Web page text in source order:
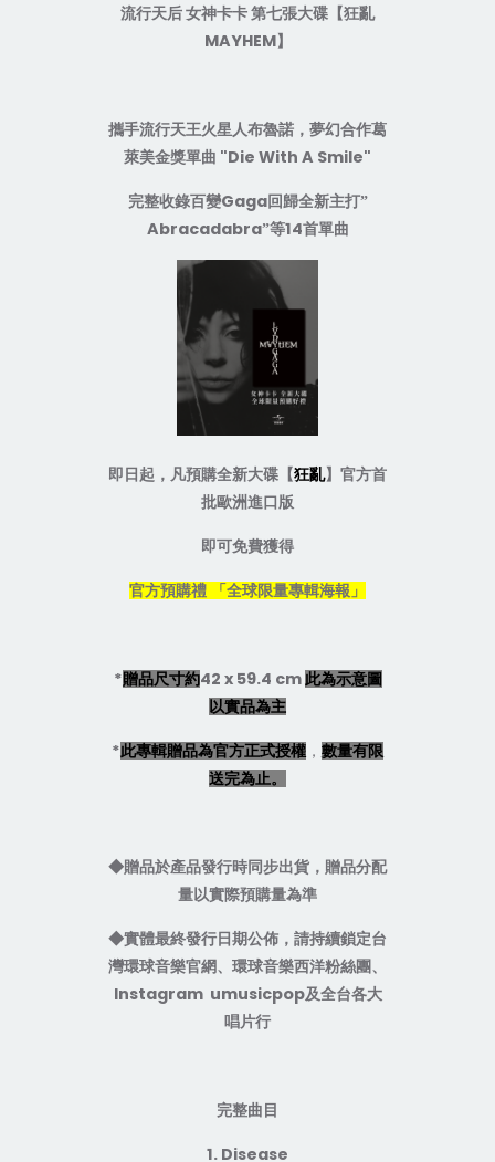
流行天后女神卡卡第七張大碟【狂亂
MAYHEM】
攜手流行天王火星人布魯諾，夢幻合作葛
萊美金獎單曲 "Die With A Smile"
完整收錄百變Gaga回歸全新主打”
Abracadabra”等14首單曲
即日起 ，凡預購全新大碟【狂亂】官方首
批歐洲進口版
即可免費獲得
官方預購禮 「全球限量專輯海報」
*贈品尺寸約42 x 59.4 cm此為示意圖
以實品為主
*此專輯贈品為官方正式授權，數量有限
送完為止。
◆贈品於產品發行時同步出貨，贈品分配
量以實際預購量為準
◆實體最終發行日期公佈，請持續鎖定台
灣環球音樂官網、環球音樂西洋粉絲團、
Instagram umusicpop及全台各大
唱片行
完整曲目
1. Disease